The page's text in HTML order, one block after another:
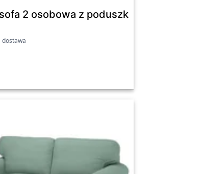
2 osobowa z poduszkami sztruks